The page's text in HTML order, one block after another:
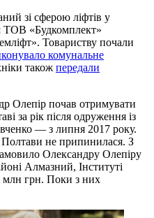
зі сферою ліфтів у
ТОВ «Будкомплект»
Товариству почали
комунальне
також передали
Олепір почав отримувати
за рік після одруження із
— з липня 2017 року.
не припинилася. З
Олександру Олепіру
Алмазний, Інституті
млн грн. Поки з них